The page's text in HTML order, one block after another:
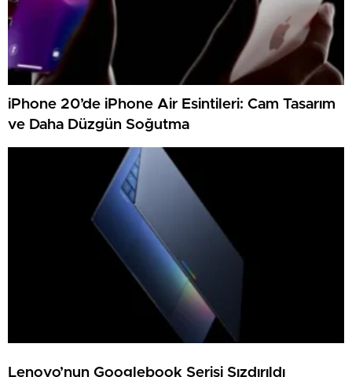
iPhone 20’de iPhone Air Esintileri: Cam Tasarım
ve Daha Düzgün Soğutma
Lenovo’nun Googlebook Serisi Sızdırıldı